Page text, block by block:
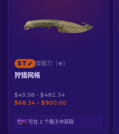
ST 穿肠刀（★）
狩猎网格
$45.58 - $482.34
$68.34 – $900.00
可在 2 个箱子中获取